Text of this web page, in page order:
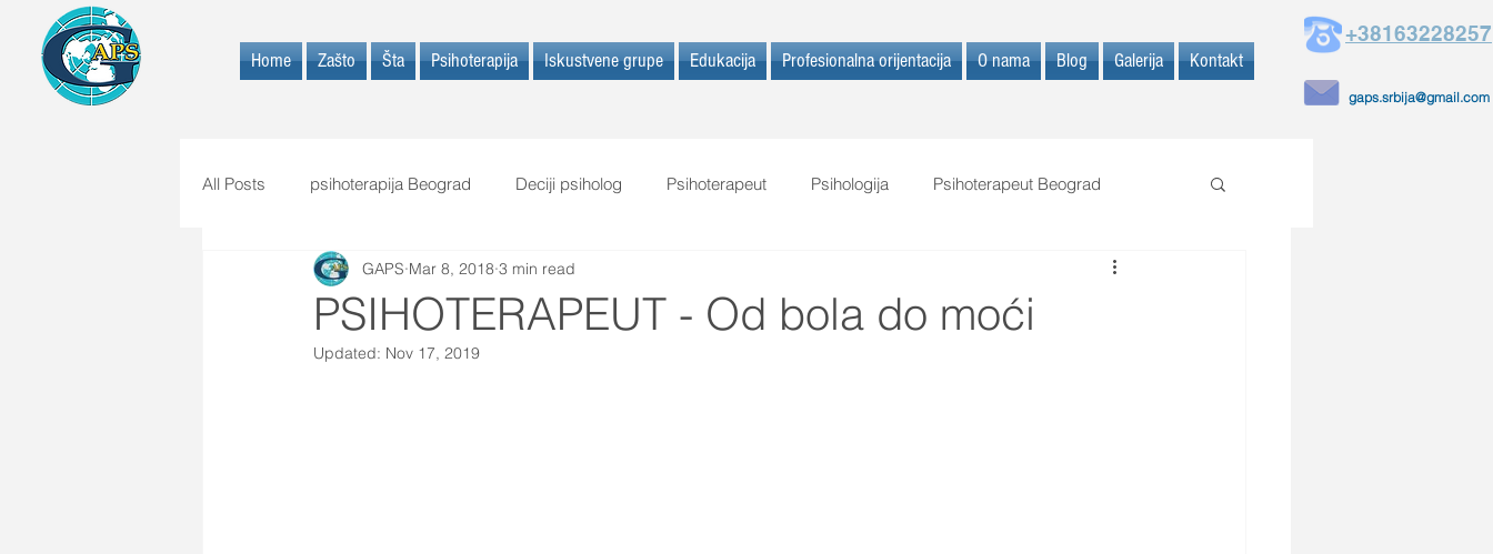
Home Zašto Šta Psihoterapija Iskustvene grupe Edukacija Profesionalna orijentacija O nama Blog Galerija Kontakt
+38163228257
gaps.srbija@gmail.com
All Posts psihoterapija Beograd Deciji psiholog Psihoterapeut Psihologija Psihoterapeut Beograd
PSIHOTERAPEUT - Od bola do moći
GAPS Mar 8, 2018 3 min read
Updated: Nov 17, 2019